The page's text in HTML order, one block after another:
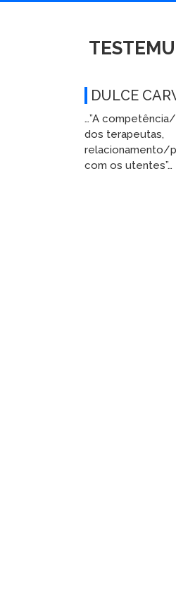
DULCE
…”A
dos terapeutas,
relacionamento/
com os utentes”…